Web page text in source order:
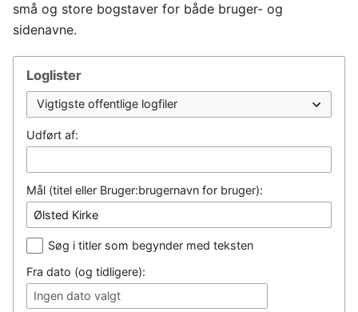
små og store bogstaver for både bruger- og
sidenavne.
Loglister
Udført af:
Mål (titel eller Bruger:brugernavn for bruger):
Søg i titler som begynder med teksten
Fra dato (og tidligere):
Ingen dato valgt